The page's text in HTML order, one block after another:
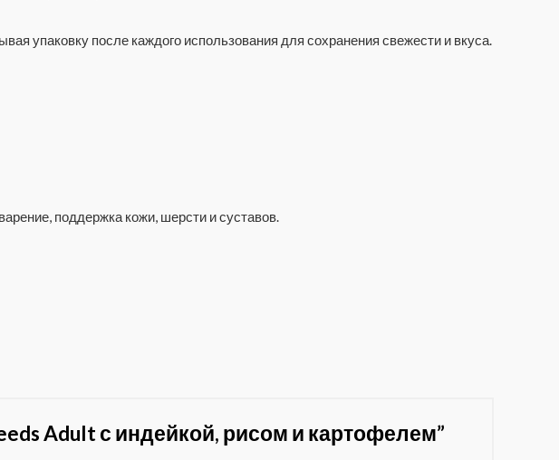
упаковку после каждого использования для сохранения свежести и вкуса.
поддержка кожи, шерсти и суставов.
Adult с индейкой, рисом и картофелем”